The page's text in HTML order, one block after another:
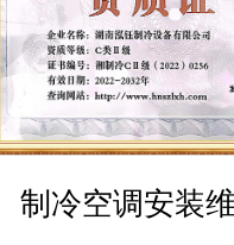
制冷空调安装